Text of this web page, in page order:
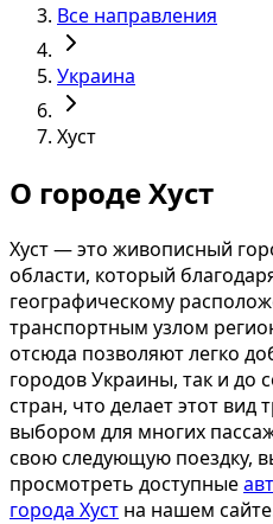
Все направления
Украина
Хуст
О городе Хуст
Хуст — это живописный
области, который
географическому
транспортным узлом
отсюда позволяют легко
городов Украины, так и до
стран, что делает этот
выбором для многих
свою следующую поездку,
просмотреть доступные
города Хуст на нашем